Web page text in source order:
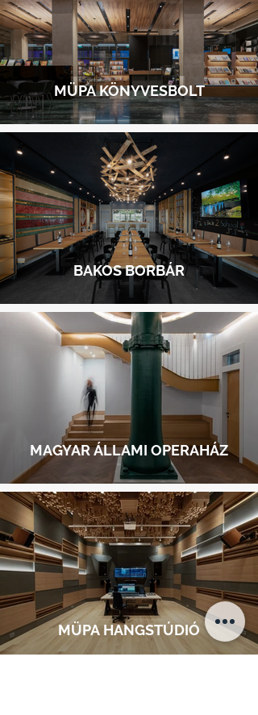
MÜPA KÖNYVESBOLT
BAKOS BORBÁR
MAGYAR ÁLLAMI OPERAHÁZ
MÜPA HANGSTÚDIÓ